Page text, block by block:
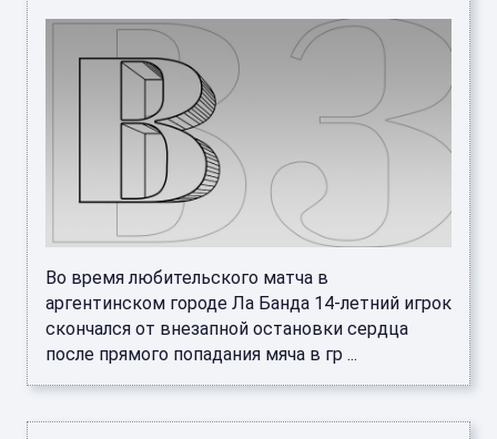
Во время любительского матча в
аргентинском городе Ла Банда 14-летний игрок
скончался от внезапной остановки сердца
после прямого попадания мяча в гр ...